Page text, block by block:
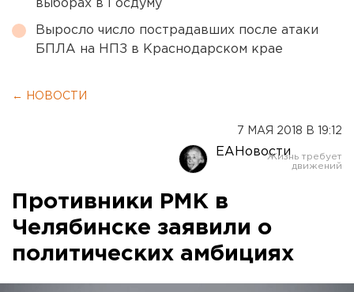
выборах в Госдуму
Выросло число пострадавших после атаки
БПЛА на НПЗ в Краснодарском крае
← НОВОСТИ
7 МАЯ 2018 В 19:12
ЕАНовости
Противники РМК в
Челябинске заявили о
политических амбициях